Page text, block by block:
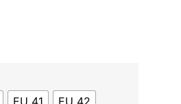
EU 41
EU 42